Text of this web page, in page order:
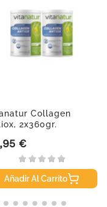
Collagen
2x360gr.
€
Añadir Al Carrito